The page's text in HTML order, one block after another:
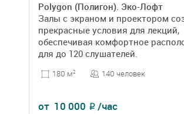
Polygon (Полигон). Эко-Лофт
Залы с экраном и проектором
прекрасные условия для лекций,
обеспечивая комфортное
для до 120 слушателей.
180 м2 140 человек
от 10 000 ₽ /час